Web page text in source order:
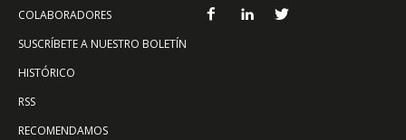
COLABORADORES
SUSCRÍBETE A NUESTRO BOLETÍN
HISTÓRICO
RSS
RECOMENDAMOS